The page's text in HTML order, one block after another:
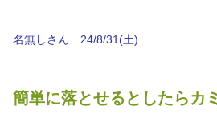
名無しさん 24/8/31(土)
簡単に落とせるとしたらカ